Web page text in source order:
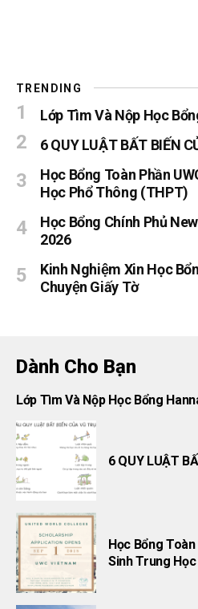
TRENDING
Lớp Tìm Và Nộp Học
6 QUY LUẬT BẤT BIẾN
Học Bổng Toàn Phần
Học Phổ Thông (THPT)
Học Bổng Chính Phủ
2026
Kinh Nghiệm Xin Học
Chuyện Giấy Tờ
Dành Cho Bạn
Lớp Tìm Và Nộp Học Bổng
6 QUY LUẬT
Học Bổng
Sinh Trung